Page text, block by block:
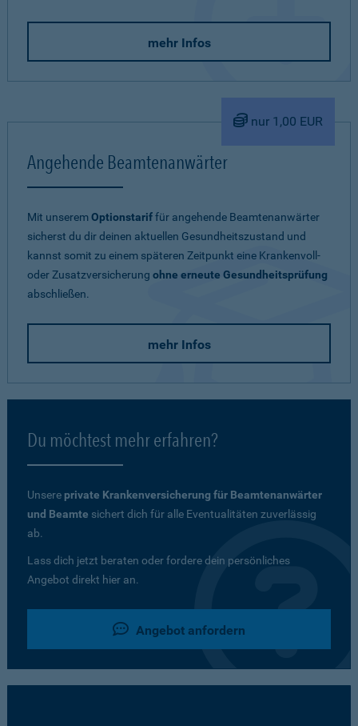
mehr Infos
nur 1,00 EUR
Angehende Beamtenanwärter
Mit unseremOptionstariffür angehende Beamtenanwärter
sicherst du dir deinen aktuellen Gesundheitszustand und
kannst somit zu einem späteren Zeitpunkt eine Krankenvoll-
oder Zusatzversicherung ohne erneute Gesundheitsprüfung
abschließen.
mehr Infos
Du möchtest mehr erfahren?
Unsere private Krankenversicherung für Beamtenanwärter
und Beamte sichert dich für alle Eventualitäten zuverlässig
ab.
Lass dich jetzt beraten oder fordere dein persönliches
Angebot direkt hier an.
Angebot anfordern